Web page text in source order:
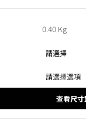
0.40 Kg
查看尺寸